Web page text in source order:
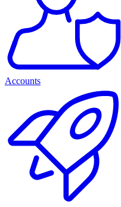
Accounts